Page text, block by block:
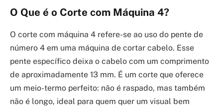
O Que é o Corte com Máquina 4?
O corte com máquina 4 refere-se ao uso do pente de
número 4 em uma máquina de cortar cabelo. Esse
pente específico deixa o cabelo com um comprimento
de aproximadamente 13 mm. É um corte que oferece
um meio-termo perfeito: não é raspado, mas também
não é longo, ideal para quem quer um visual bem